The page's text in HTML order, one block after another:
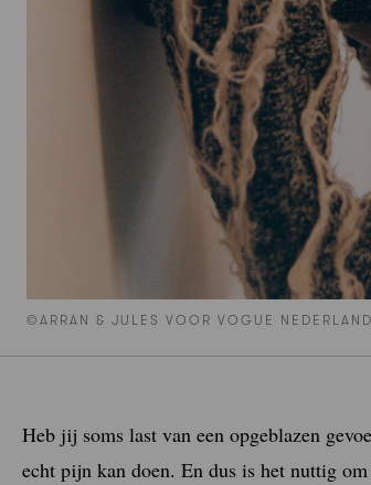
©ARRAN & JULES VOOR VOGUE
Heb jij soms last van een opgeblazen
echt pijn kan doen. En dus is het nuttig